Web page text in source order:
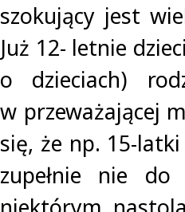
szokujący jest
Już 12- letnie
o dzieciach)
w przeważającej
się, że np. 15-
zupełnie nie